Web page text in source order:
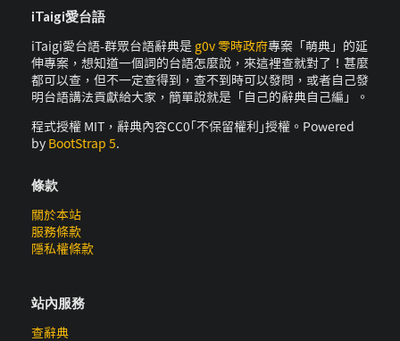
iTaigi愛台語
iTaigi愛台語-群眾台語辭典是 g0v 零時政府專案「萌典」的延
伸專案，想知道一個詞的台語怎麼說，來這裡查就對了！甚麼
都可以查，但不一定查得到，查不到時可以發問，或者自己發
明台語講法貢獻給大家，簡單說就是「自己的辭典自己編」。
程式授權 MIT，辭典內容CC0｢不保留權利｣授權。Powered
by BootStrap 5.
條款
關於本站
服務條款
隱私權條款
站內服務
查辭典